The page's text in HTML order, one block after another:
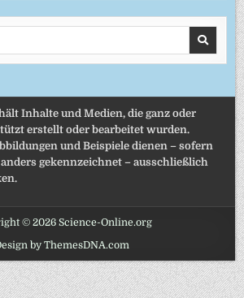
Inhalte und Medien, die ganz oder
erstellt oder bearbeitet wurden.
und Beispiele dienen – sofern
gekennzeichnet – ausschließlich
© 2026 Science-Online.org
by ThemesDNA.com